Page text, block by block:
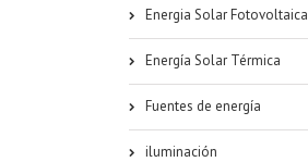
Energia Solar Fotovoltaica
Energía Solar Térmica
Fuentes de energía
iluminación